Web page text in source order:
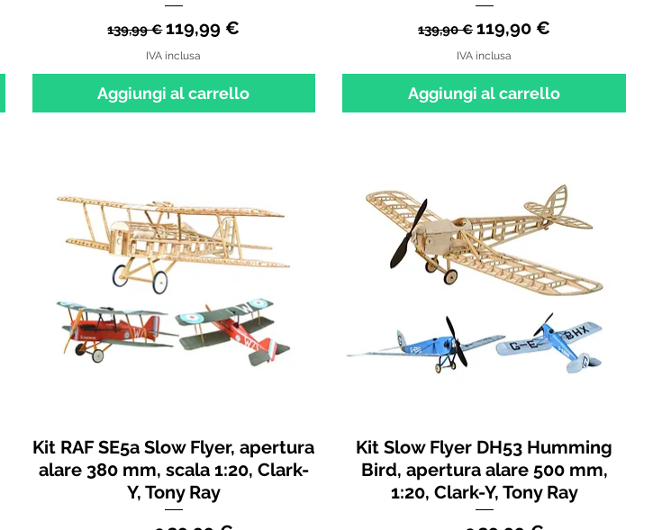
Prezzo regolare
139,99 €Prezzo scontato
119,99 €
IVA inclusa
Aggiungi al carrello
Prezzo regolare
139,90 € Prezzo scontato
119,90 €
IVA inclusa
Aggiungi al carrello
Kit RAF SE5a Slow Flyer, apertura
alare 380 mm, scala 1:20, Clark-
Y, Tony Ray
Kit Slow Flyer DH53 Humming
Bird, apertura alare 500 mm,
1:20, Clark-Y, Tony Ray